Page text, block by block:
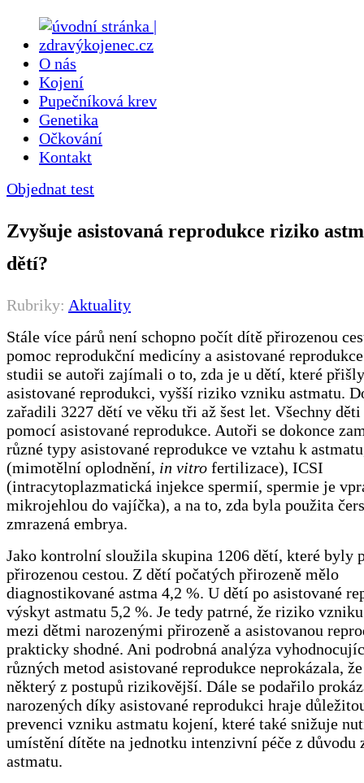
O nás
Kojení
Pupečníková krev
Genetika
Očkování
Kontakt
Objednat test
Zvyšuje asistovaná reprodukce riziko
dětí?
Rubriky: Aktuality
Stále více párů není schopno počít dítě přirozenou
pomoc reprodukční medicíny a asistované
studii se autoři zajímali o to, zda je u dětí, které
asistované reprodukci, vyšší riziko vzniku astmatu.
zařadili 3227 dětí ve věku tři až šest let. Všechny
pomocí asistované reprodukce. Autoři se dokonce
různé typy asistované reprodukce ve vztahu k
(mimotělní oplodnění, in vitro fertilizace), ICSI
(intracytoplazmatická injekce spermií, spermie je
mikrojehlou do vajíčka), a na to, zda byla použita
zmrazená embrya.
Jako kontrolní sloužila skupina 1206 dětí, které byly
přirozenou cestou. Z dětí počatých přirozeně mělo
diagnostikované astma 4,2 %. U dětí po asistované
výskyt astmatu 5,2 %. Je tedy patrné, že riziko
mezi dětmi narozenými přirozeně a asistovanou
prakticky shodné. Ani podrobná analýza
různých metod asistované reprodukce neprokázala,
některý z postupů rizikovější. Dále se podařilo
narozených díky asistované reprodukci hraje
prevenci vzniku astmatu kojení, které také snižuje
umístění dítěte na jednotku intenzivní péče z důvodu
astmatu.